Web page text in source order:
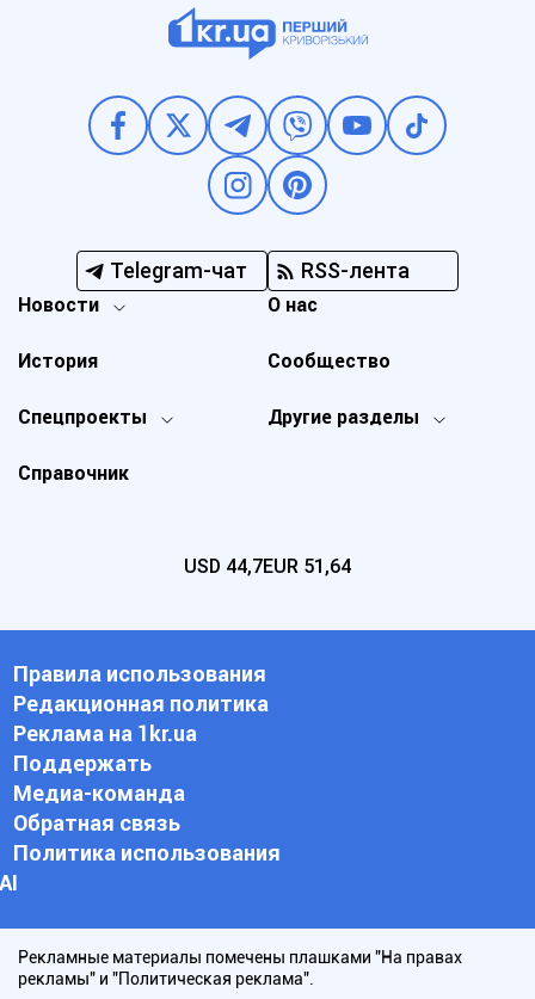
Telegram-чат RSS-лента
Новости
Спецпроекты Другие разделы
История
О нас
Справочник
Сообщество
USD 44,7EUR 51,64
Правила использования
Редакционная политика
Реклама на 1kr.ua
Поддержать
Медиа-команда
Обратная связь
Политика использования
АI
Рекламные материалы помечены плашками "На правах
рекламы" и "Политическая реклама".